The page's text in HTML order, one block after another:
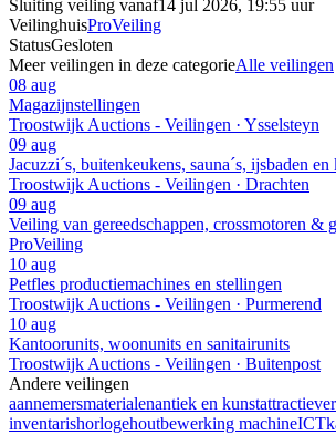
Sluiting veiling vanaf14 jul 2026, 19:55 uur
VeilinghuisProVeiling
StatusGesloten
Meer veilingen in deze categorieAlle veilingen
08 aug
Magazijnstellingen
Troostwijk Auctions - Veilingen · Ysselsteyn
09 aug
Jacuzzi´s, buitenkeukens, sauna´s, ijsbaden en
Troostwijk Auctions - Veilingen · Drachten
09 aug
Veiling van gereedschappen, crossmotoren &
ProVeiling
10 aug
Petfles productiemachines en stellingen
Troostwijk Auctions - Veilingen · Purmerend
10 aug
Kantoorunits, woonunits en sanitairunits
Troostwijk Auctions - Veilingen · Buitenpost
Andere veilingen
aannemersmaterialenantiek en kunst
inventarishorlogehoutbewerking machineICT